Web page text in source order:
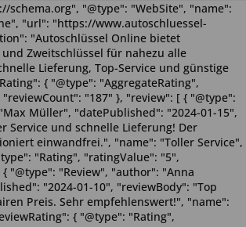
schema.org", "@type": "WebSite", "name":
"url": "https://www.autoschluessel-
"Autoschlüssel Online bietet
Zweitschlüssel für nahezu alle
Lieferung, Top-Service und günstige
{ "@type": "AggregateRating",
"187" }, "review": [ { "@type":
Müller", "datePublished": "2024-01-15",
Service und schnelle Lieferung! Der
einwandfrei.", "name": "Toller Service",
"Rating", "ratingValue": "5",
"@type": "Review", "author": "Anna
"2024-01-10", "reviewBody": "Top
Preis. Sehr empfehlenswert!", "name":
{ "@type": "Rating",